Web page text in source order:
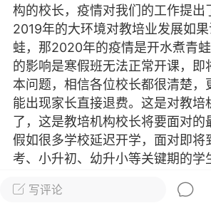
0 2.6k
06-08 15:43 电脑端 热点专题
！国务院：文化艺术和体育行业
业，可缓缴社保
社会保障部 国家发展改革委 财政部
扩大阶段性缓缴社会保险费政策实
的通知人社部发〔2022〕31号各省
写评论
构的校长，疫情对我们的工作提出
2019年的大环境对教培业发展如
蛙，那2020年的疫情是开水煮青
的影响是寒假班无法正常开课，即
本问题，相信各位校长都很清楚，
能出现家长直接退费。这是对教培
了，这是教培机构校长将要面对的
假如很多学校延迟开学，面对即将
考、小升初、幼升小等关键期的学
就成为我们很多教培机构的机遇。